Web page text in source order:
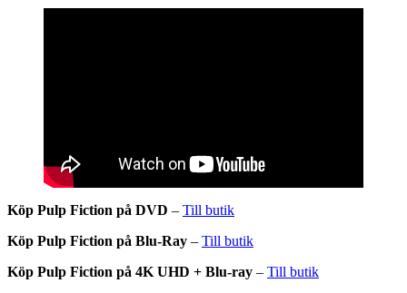
Köp Pulp Fiction på DVD – Till butik
Köp Pulp Fiction på Blu-Ray – Till butik
Köp Pulp Fiction på 4K UHD + Blu-ray – Till butik